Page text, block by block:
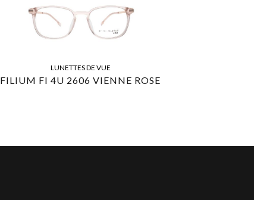
LUNETTES DE VUE
FILIUM FI 4U 2606 VIENNE ROSE